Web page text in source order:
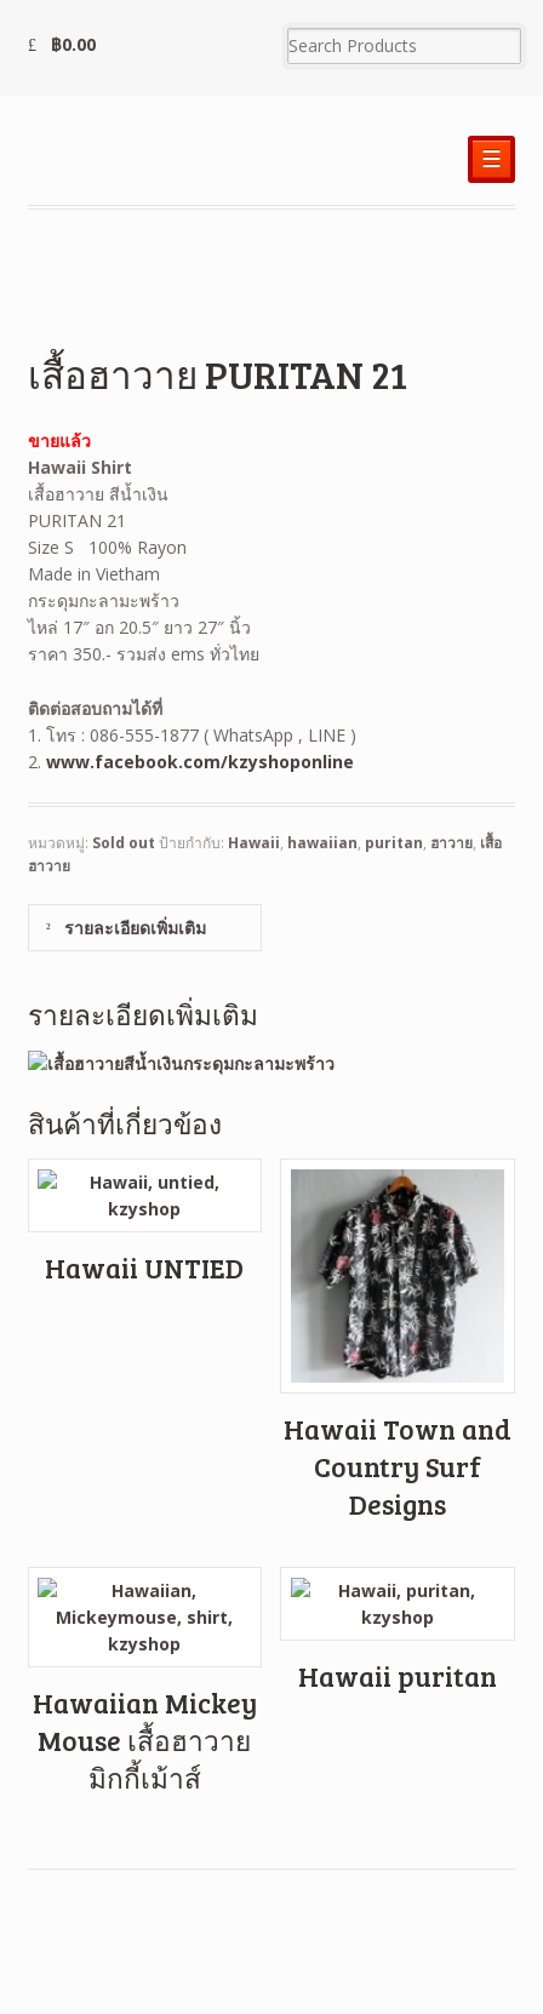
฿0.00
☰
เสื้อฮาวาย PURITAN 21
ขายแล้ว
Hawaii Shirt
เสื้อฮาวาย สีน้ำเงิน
PURITAN 21
Size S 100% Rayon
Made in Vietham
กระดุมกะลามะพร้าว
ไหล่ 17″ อก 20.5″ ยาว 27″ นิ้ว
ราคา 350.- รวมส่ง ems ทั่วไทย
ติดต่อสอบถามได้ที่
1. โทร : 086-555-1877 ( WhatsApp , LINE )
2. www.facebook.com/kzyshoponline
หมวดหมู่: Sold out ป้ายกำกับ: Hawaii, hawaiian, puritan, ฮาวาย, เสื้อ
ฮาวาย
รายละเอียดเพิ่มเติม
รายละเอียดเพิ่มเติม
สินค้าที่เกี่ยวข้อง
Hawaii UNTIED
Hawaii Town and
Country Surf
Designs
Hawaiian Mickey
Mouse เสื้อฮาวาย
มิกกี้เม้าส์
Hawaii puritan